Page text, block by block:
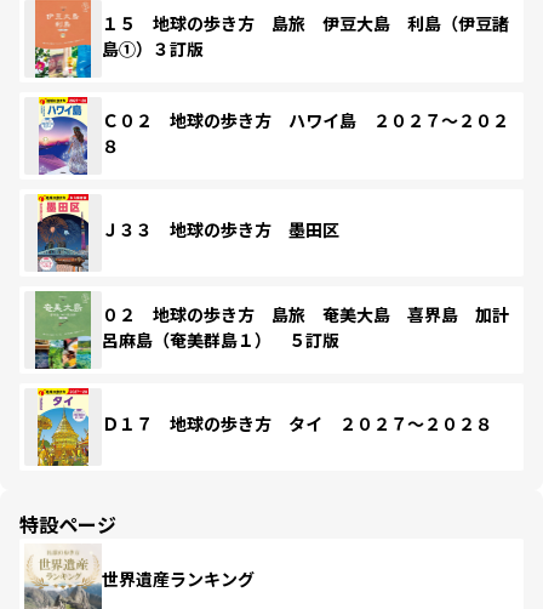
１５ 地球の歩き方 島旅 伊豆大島 利島（伊豆諸
島①）３訂版
Ｃ０２ 地球の歩き方 ハワイ島 ２０２７～２０２
８
Ｊ３３ 地球の歩き方 墨田区
０２ 地球の歩き方 島旅 奄美大島 喜界島 加計
呂麻島（奄美群島１） ５訂版
Ｄ１７ 地球の歩き方 タイ ２０２７～２０２８
特設ページ
世界遺産ランキング